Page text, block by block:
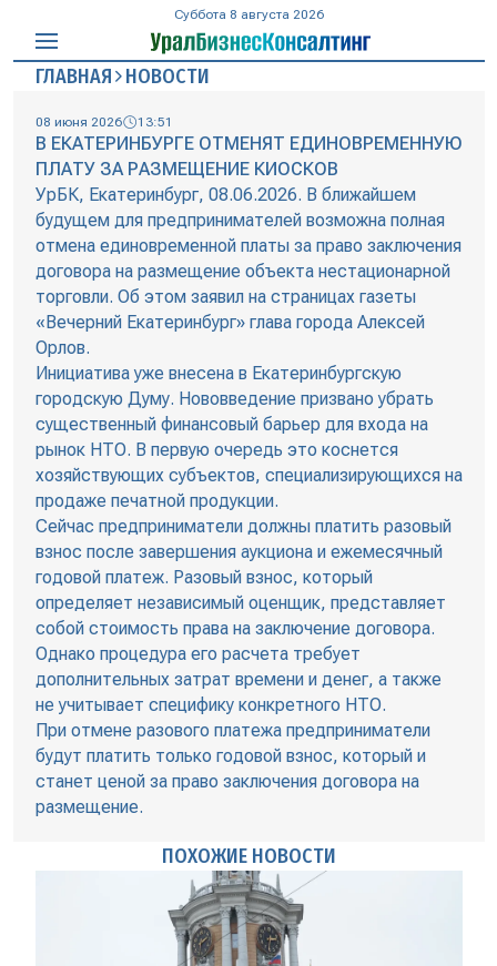
Суббота 8 августа 2026
ГЛАВНАЯ НОВОСТИ
08 июня 2026 13:51
В ЕКАТЕРИНБУРГЕ ОТМЕНЯТ ЕДИНОВРЕМЕННУЮ
ПЛАТУ ЗА РАЗМЕЩЕНИЕ КИОСКОВ
УрБК, Екатеринбург, 08.06.2026. В ближайшем
будущем для предпринимателей возможна полная
отмена единовременной платы за право заключения
договора на размещение объекта нестационарной
торговли. Об этом заявил на страницах газеты
«Вечерний Екатеринбург» глава города Алексей
Орлов.
Инициатива уже внесена в Екатеринбургскую
городскую Думу. Нововведение призвано убрать
существенный финансовый барьер для входа на
рынок НТО. В первую очередь это коснется
хозяйствующих субъектов, специализирующихся на
продаже печатной продукции.
Сейчас предприниматели должны платить разовый
взнос после завершения аукциона и ежемесячный
годовой платеж. Разовый взнос, который
определяет независимый оценщик, представляет
собой стоимость права на заключение договора.
Однако процедура его расчета требует
дополнительных затрат времени и денег, а также
не учитывает специфику конкретного НТО.
При отмене разового платежа предприниматели
будут платить только годовой взнос, который и
станет ценой за право заключения договора на
размещение.
ПОХОЖИЕ НОВОСТИ